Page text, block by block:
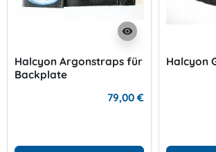
visibility
Halcyon Argonstraps für
Backplate
79,00 €
Halcyon